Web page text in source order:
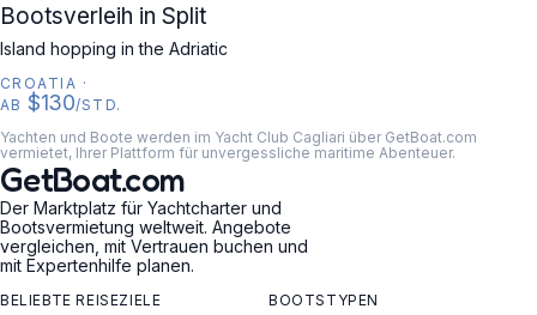
CROATIA
Bootsverleih in Split
Island hopping in the Adriatic
CROATIA ·
AB $130/STD.
Yachten und Boote werden im Yacht Club Cagliari über GetBoat.com
vermietet, Ihrer Plattform für unvergessliche maritime Abenteuer.
GetBoat.com
Der Marktplatz für Yachtcharter und
Bootsvermietung weltweit. Angebote
vergleichen, mit Vertrauen buchen und
mit Expertenhilfe planen.
BELIEBTE REISEZIELE BOOTSTYPEN